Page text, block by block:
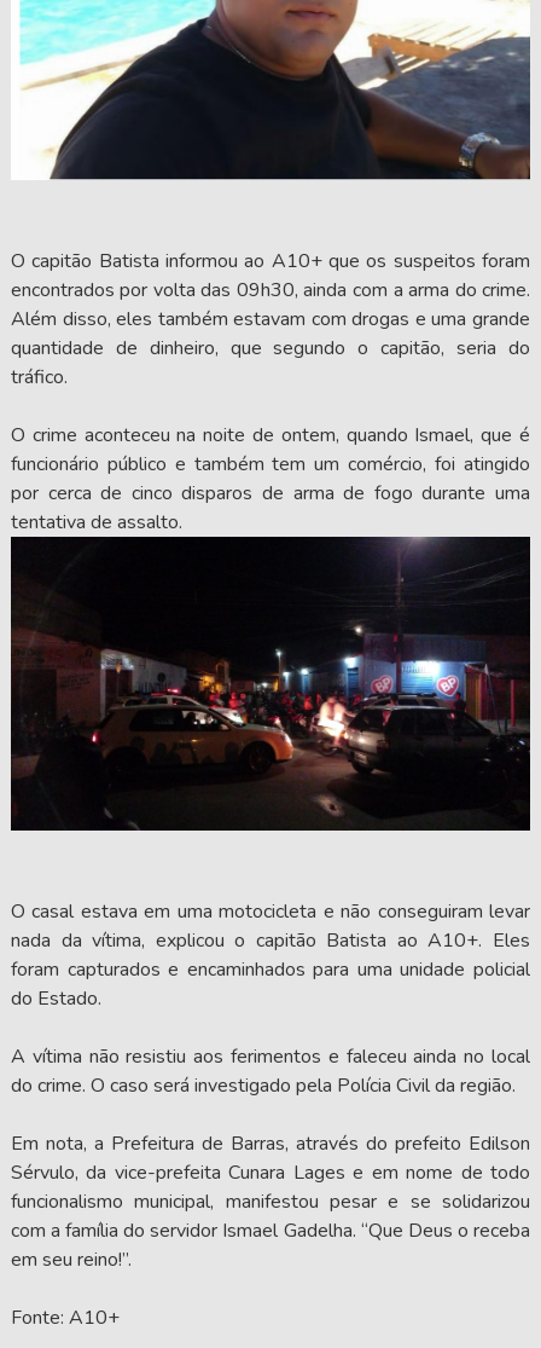
O capitão Batista informou ao A10+ que os suspeitos foram
encontrados por volta das 09h30, ainda com a arma do crime.
Além disso, eles também estavam com drogas e uma grande
quantidade de dinheiro, que segundo o capitão, seria do
tráfico.
O crime aconteceu na noite de ontem, quando Ismael, que é
funcionário público e também tem um comércio, foi atingido
por cerca de cinco disparos de arma de fogo durante uma
tentativa de assalto.
O casal estava em uma motocicleta e não conseguiram levar
nada da vítima, explicou o capitão Batista ao A10+. Eles
foram capturados e encaminhados para uma unidade policial
do Estado.
A vítima não resistiu aos ferimentos e faleceu ainda no local
do crime. O caso será investigado pela Polícia Civil da região.
Em nota, a Prefeitura de Barras, através do prefeito Edilson
Sérvulo, da vice-prefeita Cunara Lages e em nome de todo
funcionalismo municipal, manifestou pesar e se solidarizou
com a família do servidor Ismael Gadelha. “Que Deus o receba
em seu reino!”.
Fonte: A10+